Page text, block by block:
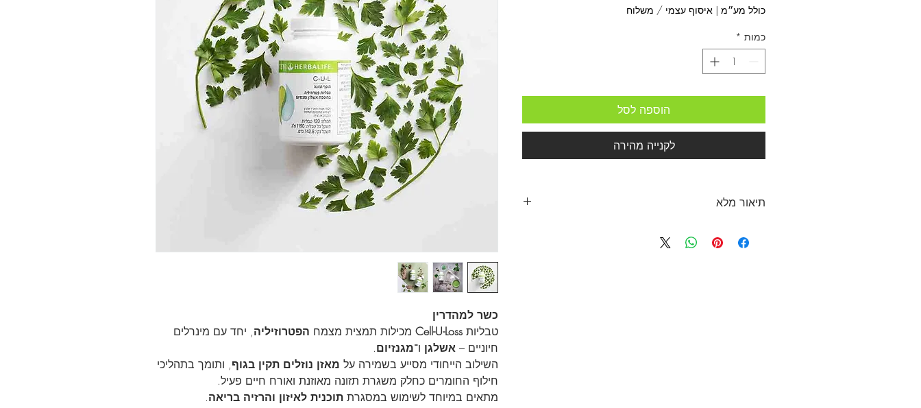
כשר למהדרין
טבליות Cell-U-Loss מכילות תמצית מצמח הפטרוזיליה, יחד עם מינרלים
חיוניים – אשלגן ו־מגנזיום.
השילוב הייחודי מסייע בשמירה על מאזן נוזלים תקין בגוף, ותומך בתהליכי
חילוף החומרים כחלק משגרת תזונה מאוזנת ואורח חיים פעיל.
מתאים במיוחד לשימוש במסגרת תוכנית לאיזון והרזיה בריאה.
כולל מע״מ | איסוף עצמי / משלוח
כמות *
הוספה לסל
לקנייה מהירה
תיאור מלא
תמצית פטרוזיליה 🌿